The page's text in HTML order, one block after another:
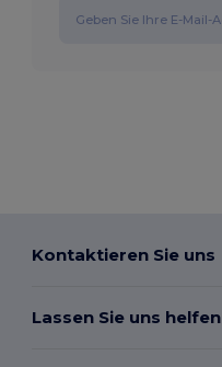
Kontaktieren Sie uns
Lassen Sie uns helfen